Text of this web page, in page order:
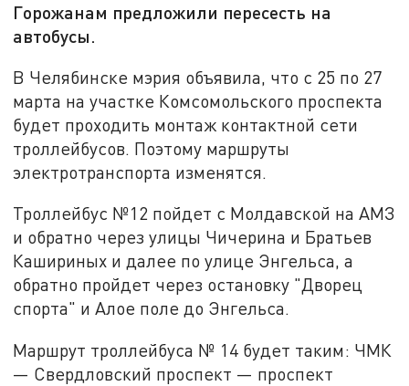
Горожанам предложили пересесть на
автобусы.
В Челябинске мэрия объявила, что с 25 по 27
марта на участке Комсомольского проспекта
будет проходить монтаж контактной сети
троллейбусов. Поэтому маршруты
электротранспорта изменятся.
Троллейбус №12 пойдет с Молдавской на АМЗ
и обратно через улицы Чичерина и Братьев
Кашириных и далее по улице Энгельса, а
обратно пройдет через остановку "Дворец
спорта" и Алое поле до Энгельса.
Маршрут троллейбуса № 14 будет таким: ЧМК
— Свердловский проспект — проспект